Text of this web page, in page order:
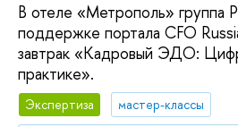
В отеле «Метрополь» группа
поддержке портала CFO
завтрак «Кадровый ЭДО:
практике».
Экспертиза
мастер-классы